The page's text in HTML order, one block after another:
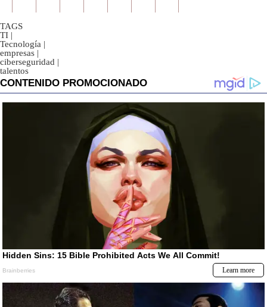
TAGS
TI |
Tecnología |
empresas |
ciberseguridad |
talentos